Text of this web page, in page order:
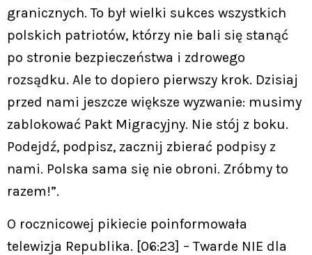
granicznych. To był wielki sukces wszystkich
polskich patriotów, którzy nie bali się stanąć
po stronie bezpieczeństwa i zdrowego
rozsądku. Ale to dopiero pierwszy krok. Dzisiaj
przed nami jeszcze większe wyzwanie: musimy
zablokować Pakt Migracyjny. Nie stój z boku.
Podejdź, podpisz, zacznij zbierać podpisy z
nami. Polska sama się nie obroni. Zróbmy to
razem!”.
O rocznicowej pikiecie poinformowała
telewizja Republika. [06:23] – Twarde NIE dla